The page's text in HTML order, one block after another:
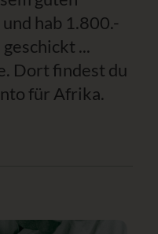
hab 1.800.-
geschickt ...
Dort findest du
für Afrika.